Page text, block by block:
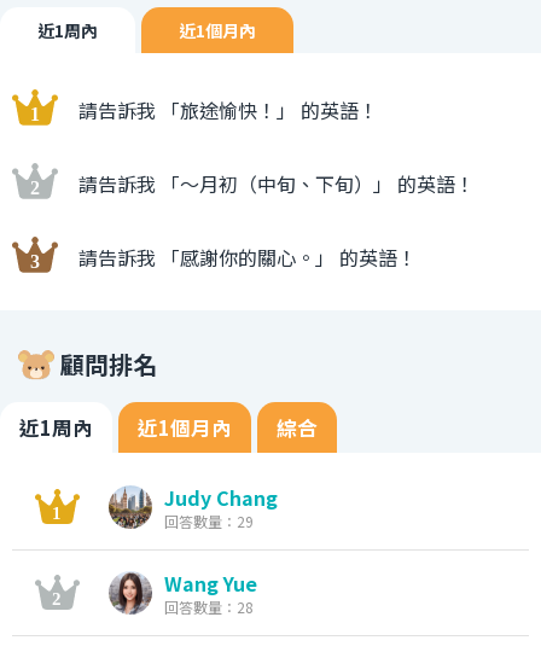
近1周內 近1個月內
請告訴我 「旅途愉快！」 的英語！
請告訴我 「〜月初（中旬、下旬）」 的英語！
請告訴我 「感謝你的關心。」 的英語！
顧問排名
近1周內 近1個月內 綜合
Judy Chang
回答數量：29
Wang Yue
回答數量：28